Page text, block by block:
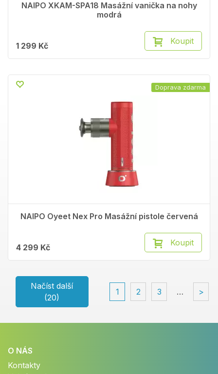
NAIPO XKAM-SPA18 Masážní vanička na nohy
modrá
1 299 Kč Koupit
NAIPO Oyeet Nex Pro Masážní pistole červená
4 299 Kč Koupit
Doprava zdarma
Načíst další
(20)
1 2 3 … >
O NÁS
Kontakty